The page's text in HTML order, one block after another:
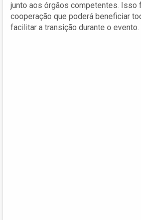
junto aos órgãos competentes. Isso
cooperação que poderá beneficiar
facilitar a transição durante o evento.